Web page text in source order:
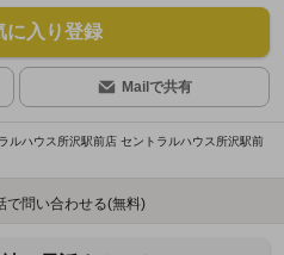
に入り登録
Mailで共有
ハウス所沢駅前店 セントラルハウス所沢駅前
で問い合わせる(無料)